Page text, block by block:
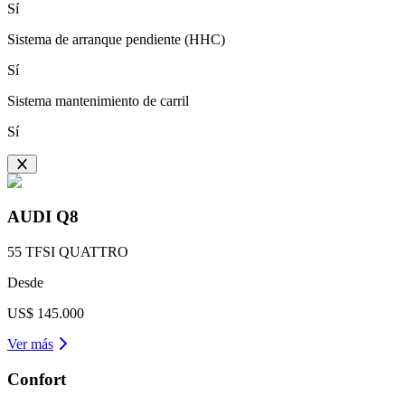
Sí
Sistema de arranque pendiente (HHC)
Sí
Sistema mantenimiento de carril
Sí
AUDI Q8
55 TFSI QUATTRO
Desde
US$ 145.000
Ver más
Confort